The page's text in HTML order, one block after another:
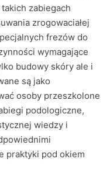
zabiegach
zrogowaciałej
frezów do
wymagające
budowy skóry ale i
są jako
osoby przeszkolone
podologiczne,
wiedzy i
praktyki pod okiem